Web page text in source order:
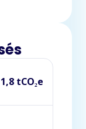
1,8 tCO₂e